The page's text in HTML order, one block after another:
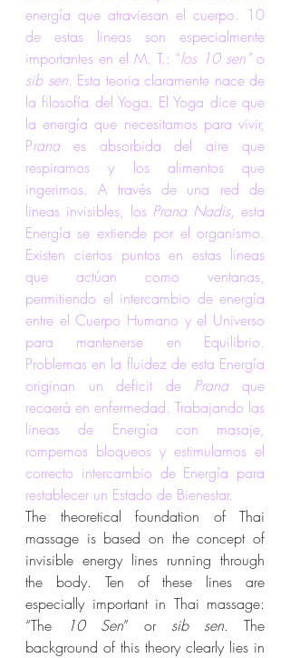
energía que atraviesan el cuerpo. 10
de estas lineas son especialmente
importantes en el M. T.: “los 10 sen”
sib sen. Esta teoria claramente nace de
la filosofía del Yoga. El Yoga dice que
la energía que necesitamos para vivir,
Prana es absorbida del aire que
respiramos y los alimentos que
ingerimos. A través de una red de
lineas invisibles, los Prana Nadis, esta
Energía se extiende por el organismo.
Existen ciertos puntos en estas lineas
que actúan como ventanas,
permitiendo el intercambio de energía
entre el Cuerpo Humano y el Universo
para mantenerse en Equilibrio.
Problemas en la fluidez de esta Energía
originan un deficit de Prana que
recaerá en enfermedad. Trabajando las
lineas de Energía con masaje,
rompemos bloqueos y estimulamos el
correcto intercambio de Energía para
restablecer un Estado de Bienestar.
The theoretical foundation of Thai
massage is based on the concept of
invisible energy lines running through
the body. Ten of these lines are
especially important in Thai massage:
“The
10 Sen” or sib sen. The
background of this theory clearly lies in